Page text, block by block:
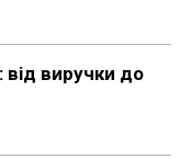
від виручки до